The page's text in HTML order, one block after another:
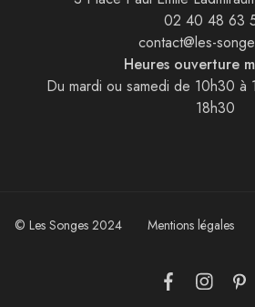
02 40 48 63
contact@les-
Heures ouverture
Du mardi ou samedi de 10h30
18h30
© Les Songes 2024 Mentions légales